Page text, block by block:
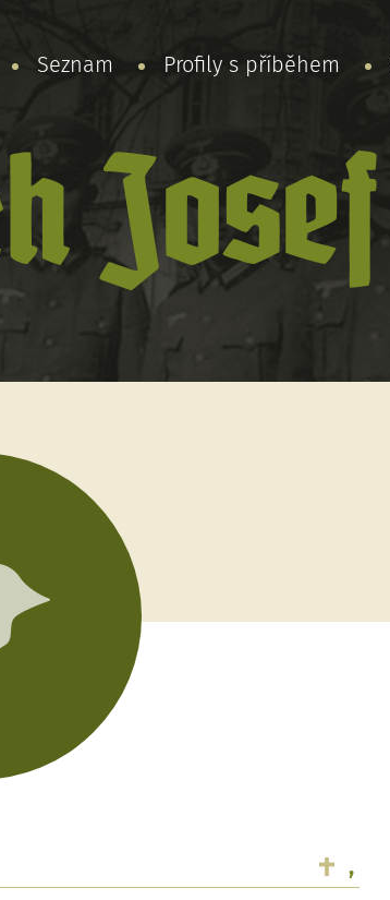
Seznam Profily s příběhem
Josef
,